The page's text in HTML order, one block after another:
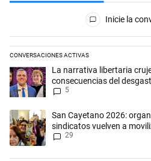
Todos los comentarios
Inicie la
CONVERSACIONES ACTIVAS
Un artículo de tendencia con el título
La narrativa libertaria
consecuencias del
5
Un artículo de tendencia con el título
San Cayetano 2026:
sindicatos vuelven a
Gobierno
29